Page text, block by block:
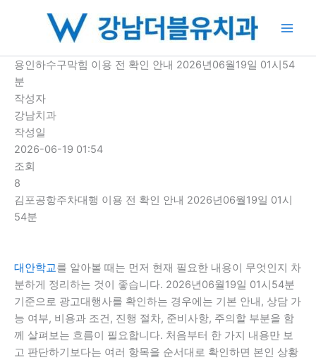
로 용인하수구막힘 이용 전 확인 안내 2026년06월19일 01시54
분
작성자
강남치과
작성일
2026-06-19 01:54
조회
8
김포공항주차대행 이용 전 확인 안내 2026년06월19일 01시
54분
대안학교를 알아볼 때는 먼저 현재 필요한 내용이 무엇인지 차
분하게 정리하는 것이 좋습니다. 2026년06월19일 01시54분
기준으로 광고대행사를 확인하는 경우에는 기본 안내, 상담 가
능 여부, 비용과 조건, 진행 절차, 준비사항, 주의할 부분을 함
께 살펴보는 흐름이 필요합니다. 처음부터 한 가지 내용만 보
고 판단하기보다는 여러 항목을 순서대로 확인하면 본인 상황